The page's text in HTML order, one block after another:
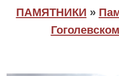
ПАМЯТНИКИ »